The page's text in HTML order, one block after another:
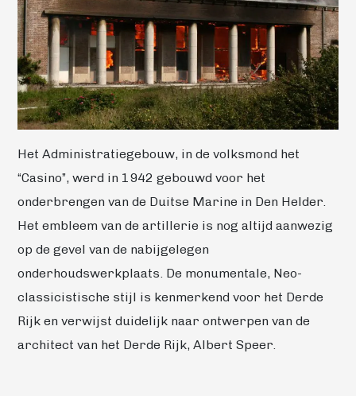
Het Administratiegebouw, in de volksmond het
“Casino”, werd in 1942 gebouwd voor het
onderbrengen van de Duitse Marine in Den Helder.
Het embleem van de artillerie is nog altijd aanwezig
op de gevel van de nabijgelegen
onderhoudswerkplaats. De monumentale, Neo-
classicistische stijl is kenmerkend voor het Derde
Rijk en verwijst duidelijk naar ontwerpen van de
architect van het Derde Rijk, Albert Speer.